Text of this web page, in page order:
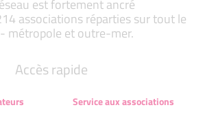
est fortement ancré
associations réparties sur tout le
métropole et outre-mer.
Accès rapide
Service aux associations